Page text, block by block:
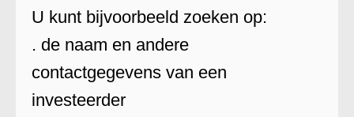
U kunt bijvoorbeeld zoeken op:
. de naam en andere
contactgegevens van een
investeerder